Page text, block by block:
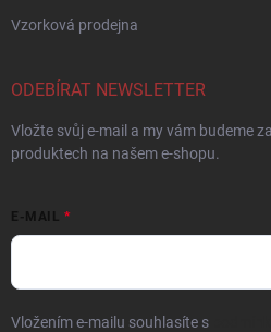
Vzorková prodejna
ODEBÍRAT NEWSLETTER
Vložte svůj e-mail a my vám budeme
produktech na našem e-shopu.
E-MAIL
Vložením e-mailu souhlasíte s